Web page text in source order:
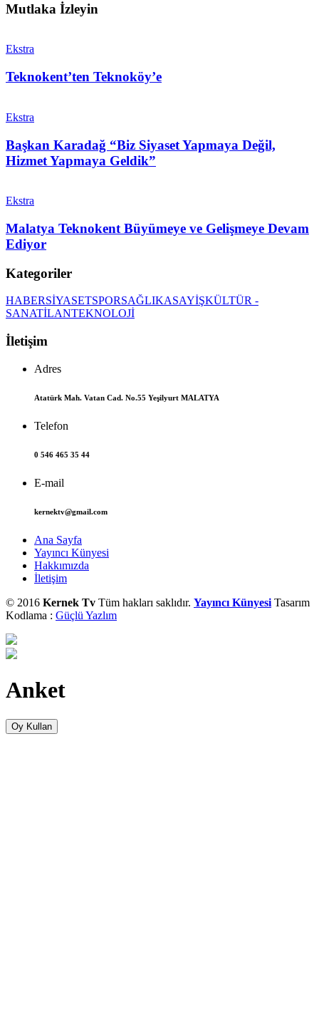
Mutlaka İzleyin
Ekstra
Teknokent’ten Teknoköy’e
Ekstra
Başkan Karadağ “Biz Siyaset Yapmaya Değil,
Hizmet Yapmaya Geldik”
Ekstra
Malatya Teknokent Büyümeye ve Gelişmeye Devam
Ediyor
Kategoriler
HABERSİYASETSPORSAĞLIKASAYİŞKÜLTÜR -
SANATİLANTEKNOLOJİ
İletişim
Adres
Atatürk Mah. Vatan Cad. No.55 Yeşilyurt MALATYA
Telefon
0 546 465 35 44
E-mail
kernektv@gmail.com
Ana Sayfa
Yayıncı Künyesi
Hakkımızda
İletişim
© 2016 Kernek Tv Tüm hakları saklıdır. Yayıncı Künyesi Tasarım
Kodlama : Güçlü Yazlım
Anket